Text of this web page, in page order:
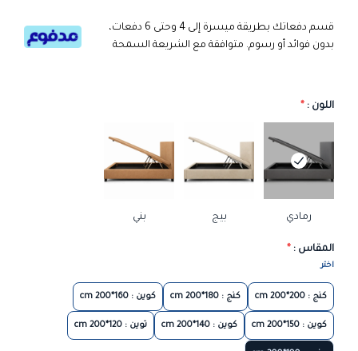
قسم دفعاتك بطريقة ميسرة إلى 4 وحتى 6 دفعات،
بدون فوائد أو رسوم. متوافقة مع الشريعة السمحة
اللون : *
رمادي بيج بني
المقاس : *
اختر
كنج : 200*200 cm كنج : 180*200 cm كوين : 160*200 cm
كوين : 150*200 cm كوين : 140*200 cm توين : 120*200 cm